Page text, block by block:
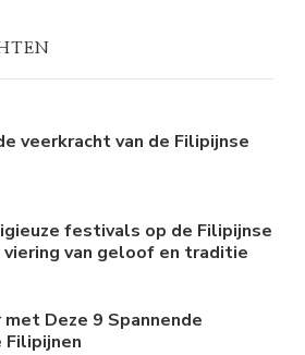
veerkracht van de Filipijnse
festivals op de Filipijnse
viering van geloof en traditie
Deze 9 Spannende